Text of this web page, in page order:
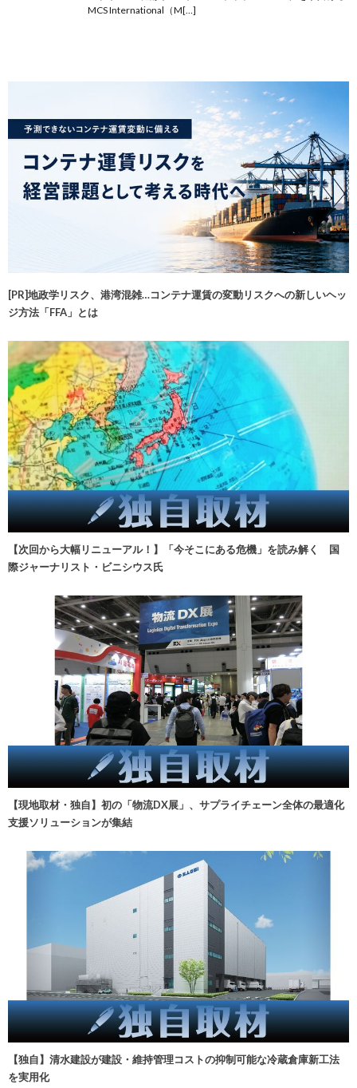
MCS International（M[…]
[PR]地政学リスク、港湾混雑…コンテナ運賃の変動リスクへの新しいヘッ
ジ方法「FFA」とは
【次回から大幅リニューアル！】「今そこにある危機」を読み解く 国
際ジャーナリスト・ビニシウス氏
【現地取材・独自】初の「物流DX展」、サプライチェーン全体の最適化
支援ソリューションが集結
【独自】清水建設が建設・維持管理コストの抑制可能な冷蔵倉庫新工法
を実用化